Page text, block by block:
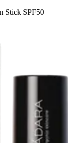
Stick SPF50